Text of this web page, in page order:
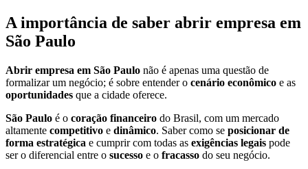
A importância de saber abrir empresa em
São Paulo
Abrir empresa em São Paulo não é apenas uma questão de
formalizar um negócio; é sobre entender o cenário econômico e as
oportunidades que a cidade oferece.
São Paulo é o coração financeiro do Brasil, com um mercado
altamente competitivo e dinâmico. Saber como se posicionar de
forma estratégica e cumprir com todas as exigências legais pode
ser o diferencial entre o sucesso e o fracasso do seu negócio.